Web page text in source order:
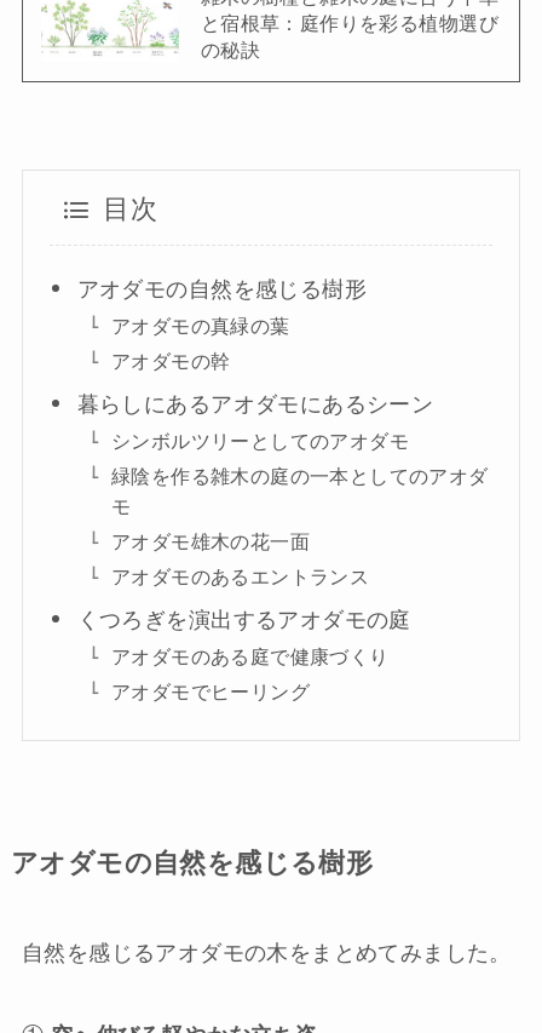
と宿根草：庭作りを彩る植物選び
の秘訣
目次
アオダモの自然を感じる樹形
アオダモの真緑の葉
アオダモの幹
暮らしにあるアオダモにあるシーン
シンボルツリーとしてのアオダモ
緑陰を作る雑木の庭の一本としてのアオダ
モ
アオダモ雄木の花一面
アオダモのあるエントランス
くつろぎを演出するアオダモの庭
アオダモのある庭で健康づくり
アオダモでヒーリング
アオダモの自然を感じる樹形
自然を感じるアオダモの木をまとめてみました。